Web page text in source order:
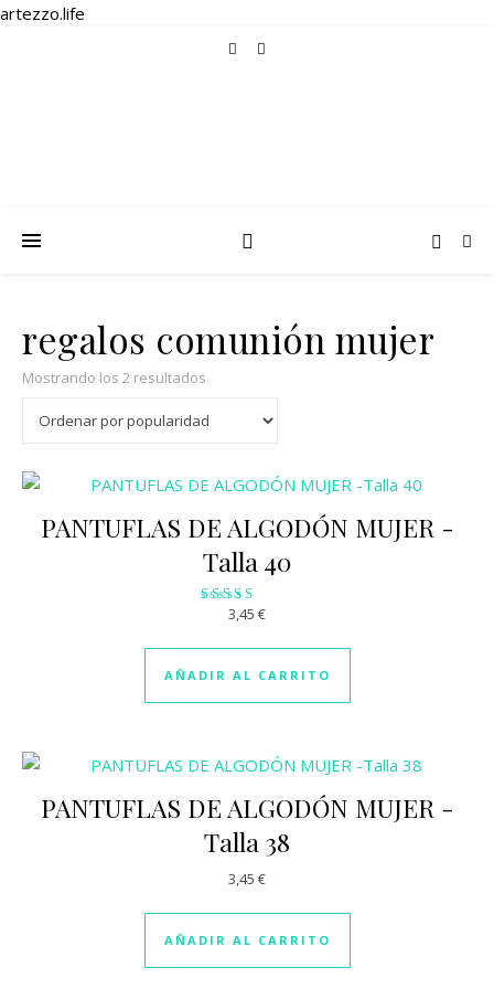
artezzo.life
regalos comunión mujer
Mostrando los 2 resultados
PANTUFLAS DE ALGODÓN MUJER -
Talla 40
Valorado
3.29
de 5
3,45 €
AÑADIR AL CARRITO
PANTUFLAS DE ALGODÓN MUJER -
Talla 38
3,45 €
AÑADIR AL CARRITO